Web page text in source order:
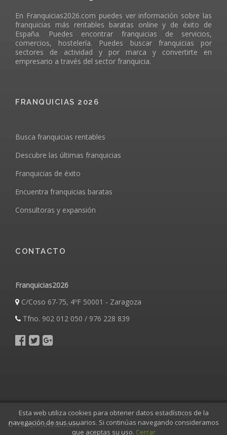
En Franquicias2026.com puedes ver información sobre las
franquicias más rentables baratas online y de éxito de
España. Puedes encontrar franquicias de servicios,
comercios, hostelería. Puedes buscar franquicias por
sectores de actividad y por marca y convertirte en
empresario a través del sector franquicia.
FRANQUICIAS 2026
Busca franquicias rentables
Descubre las últimas franquicias
Franquicias de éxito
Encuentra franquicias baratas
Consultoras y expansión
CONTACTO
Franquicias2026
C/Coso 67-75, 4ºF 50001 - Zaragoza
Tfno. 902 012 050 / 976 228 839
© Franquicias2026.com
Esta web utiliza cookies para obtener datos estadísticos de la
navegación de sus usuarios. Si continúas navegando consideramos
que aceptas su uso. Cerrar